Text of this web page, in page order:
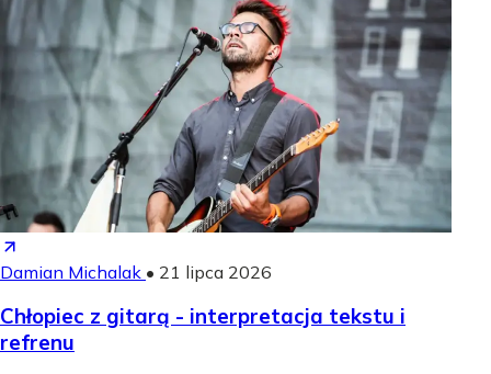
Damian Michalak • 21 lipca 2026
Chłopiec z gitarą - interpretacja tekstu i
refrenu